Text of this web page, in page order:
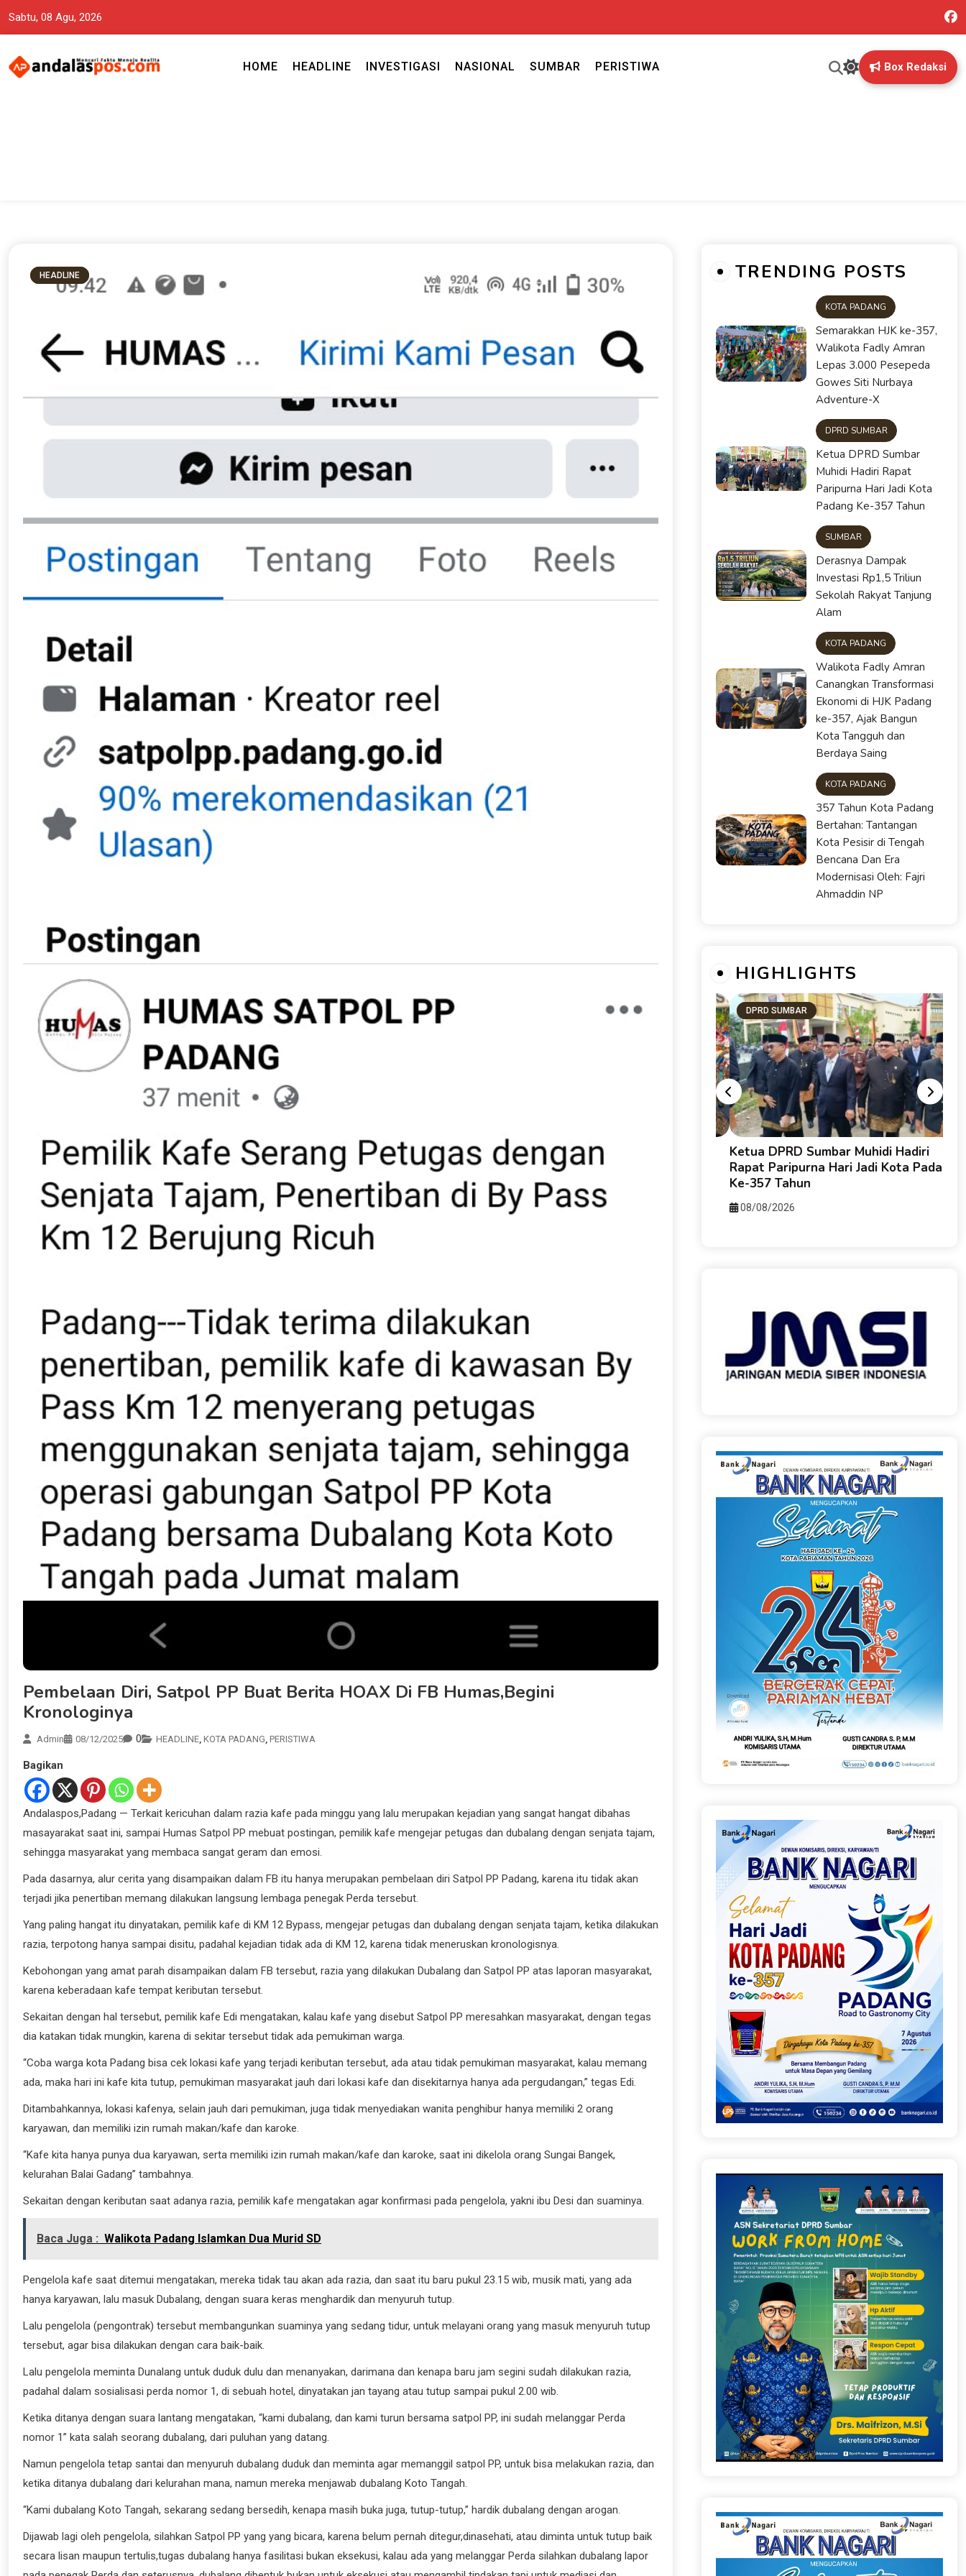
Sabtu, 08 Agu, 2026
HOME HEADLINE INVESTIGASI NASIONAL SUMBAR PERISTIWA Box Redaksi
HEADLINE
Pembelaan Diri, Satpol PP Buat Berita HOAX Di FB Humas,Begini
Kronologinya
Admin 08/12/2025 0 HEADLINE KOTA PADANG PERISTIWA
Bagikan
Andalaspos,Padang — Terkait kericuhan dalam razia kafe pada minggu yang lalu merupakan kejadian yang sangat hangat dibahas
masayarakat saat ini, sampai Humas Satpol PP mebuat postingan, pemilik kafe mengejar petugas dan dubalang dengan senjata tajam,
sehingga masyarakat yang membaca sangat geram dan emosi.
Pada dasarnya, alur cerita yang disampaikan dalam FB itu hanya merupakan pembelaan diri Satpol PP Padang, karena itu tidak akan
terjadi jika penertiban memang dilakukan langsung lembaga penegak Perda tersebut.
Yang paling hangat itu dinyatakan, pemilik kafe di KM 12 Bypass, mengejar petugas dan dubalang dengan senjata tajam, ketika dilakukan
razia, terpotong hanya sampai disitu, padahal kejadian tidak ada di KM 12, karena tidak meneruskan kronologisnya.
Kebohongan yang amat parah disampaikan dalam FB tersebut, razia yang dilakukan Dubalang dan Satpol PP atas laporan masyarakat,
karena keberadaan kafe tempat keributan tersebut.
Sekaitan dengan hal tersebut, pemilik kafe Edi mengatakan, kalau kafe yang disebut Satpol PP meresahkan masyarakat, dengan tegas
dia katakan tidak mungkin, karena di sekitar tersebut tidak ada pemukiman warga.
“Coba warga kota Padang bisa cek lokasi kafe yang terjadi keributan tersebut, ada atau tidak pemukiman masyarakat, kalau memang
ada, maka hari ini kafe kita tutup, pemukiman masyarakat jauh dari lokasi kafe dan disekitarnya hanya ada pergudangan,” tegas Edi.
Ditambahkannya, lokasi kafenya, selain jauh dari pemukiman, juga tidak menyediakan wanita penghibur hanya memiliki 2 orang
karyawan, dan memiliki izin rumah makan/kafe dan karoke.
“Kafe kita hanya punya dua karyawan, serta memiliki izin rumah makan/kafe dan karoke, saat ini dikelola orang Sungai Bangek,
kelurahan Balai Gadang” tambahnya.
Sekaitan dengan keributan saat adanya razia, pemilik kafe mengatakan agar konfirmasi pada pengelola, yakni ibu Desi dan suaminya.
Baca Juga : Walikota Padang Islamkan Dua Murid SD
Pengelola kafe saat ditemui mengatakan, mereka tidak tau akan ada razia, dan saat itu baru pukul 23.15 wib, musik mati, yang ada
hanya karyawan, lalu masuk Dubalang, dengan suara keras menghardik dan menyuruh tutup.
Lalu pengelola (pengontrak) tersebut membangunkan suaminya yang sedang tidur, untuk melayani orang yang masuk menyuruh tutup
tersebut, agar bisa dilakukan dengan cara baik-baik.
Lalu pengelola meminta Dunalang untuk duduk dulu dan menanyakan, darimana dan kenapa baru jam segini sudah dilakukan razia,
padahal dalam sosialisasi perda nomor 1, di sebuah hotel, dinyatakan jan tayang atau tutup sampai pukul 2.00 wib.
Ketika ditanya dengan suara lantang mengatakan, “kami dubalang, dan kami turun bersama satpol PP, ini sudah melanggar Perda
nomor 1” kata salah seorang dubalang, dari puluhan yang datang.
Namun pengelola tetap santai dan menyuruh dubalang duduk dan meminta agar memanggil satpol PP, untuk bisa melakukan razia, dan
ketika ditanya dubalang dari kelurahan mana, namun mereka menjawab dubalang Koto Tangah.
“Kami dubalang Koto Tangah, sekarang sedang bersedih, kenapa masih buka juga, tutup-tutup,” hardik dubalang dengan arogan.
Dijawab lagi oleh pengelola, silahkan Satpol PP yang yang bicara, karena belum pernah ditegur,dinasehati, atau diminta untuk tutup baik
secara lisan maupun tertulis,tugas dubalang hanya fasilitasi bukan eksekusi, kalau ada yang melanggar Perda silahkan dubalang lapor
TRENDING POSTS
KOTA PADANG
Semarakkan HJK ke-357,
Walikota Fadly Amran
Lepas 3.000 Pesepeda
Gowes Siti Nurbaya
Adventure-X
DPRD SUMBAR
Ketua DPRD Sumbar
Muhidi Hadiri Rapat
Paripurna Hari Jadi Kota
Padang Ke-357 Tahun
SUMBAR
Derasnya Dampak
Investasi Rp1,5 Triliun
Sekolah Rakyat Tanjung
Alam
KOTA PADANG
Walikota Fadly Amran
Canangkan Transformasi
Ekonomi di HJK Padang
ke-357, Ajak Bangun
Kota Tangguh dan
Berdaya Saing
KOTA PADANG
357 Tahun Kota Padang
Bertahan: Tantangan
Kota Pesisir di Tengah
Bencana Dan Era
Modernisasi Oleh: Fajri
Ahmaddin NP
HIGHLIGHTS
Semarakkan HJK ke-357, Walikota
Fadly Amran Lepas 3.000 Pesepeda
Gowes Siti Nurbaya Adventure-X
08/08/2026
DPRD SUMBAR
Ketua DPRD Sumbar Muhidi Hadiri
Rapat Paripurna Hari Jadi Kota Padang
Ke-357 Tahun
08/08/2026